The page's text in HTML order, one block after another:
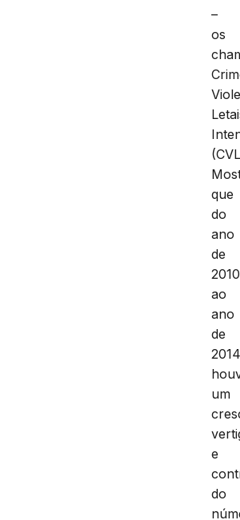
–
os
que
do
ano
de
2010
ao
ano
de
um
e
do